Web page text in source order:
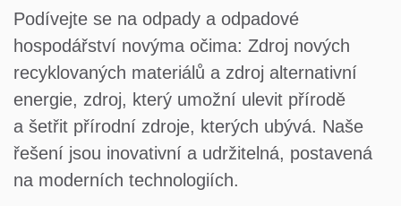
Podívejte se na odpady a odpadové
hospodářství novýma očima: Zdroj nových
recyklovaných materiálů a zdroj alternativní
energie, zdroj, který umožní ulevit přírodě
a šetřit přírodní zdroje, kterých ubývá. Naše
řešení jsou inovativní a udržitelná, postavená
na moderních technologiích.